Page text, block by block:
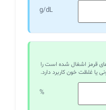
g/dL
قرمز اشغال شده است را
غلظت خون کاربرد دارد.
%